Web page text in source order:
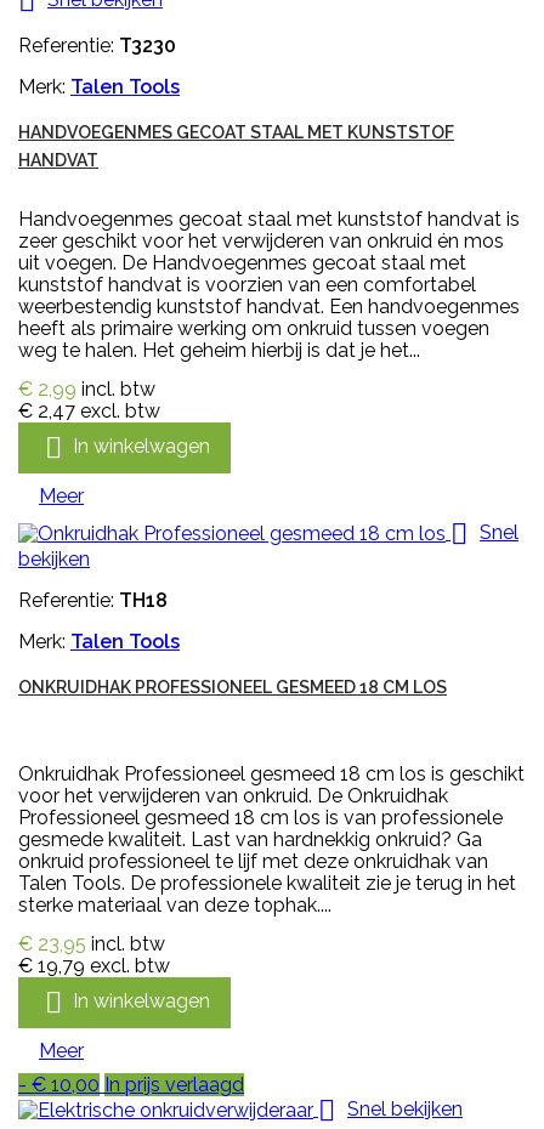
Referentie: T3230
Merk: Talen Tools
HANDVOEGENMES GECOAT STAAL MET KUNSTSTOF
HANDVAT
Handvoegenmes gecoat staal met kunststof handvat is
zeer geschikt voor het verwijderen van onkruid én mos
uit voegen. De Handvoegenmes gecoat staal met
kunststof handvat is voorzien van een comfortabel
weerbestendig kunststof handvat. Een handvoegenmes
heeft als primaire werking om onkruid tussen voegen
weg te halen. Het geheim hierbij is dat je het...
€ 2,99 incl. btw
€ 2,47 excl. btw
 In winkelwagen
Meer
 Snel
bekijken
Referentie: TH18
Merk: Talen Tools
ONKRUIDHAK PROFESSIONEEL GESMEED 18 CM LOS
Onkruidhak Professioneel gesmeed 18 cm los is geschikt
voor het verwijderen van onkruid. De Onkruidhak
Professioneel gesmeed 18 cm los is van professionele
gesmede kwaliteit. Last van hardnekkig onkruid? Ga
onkruid professioneel te lijf met deze onkruidhak van
Talen Tools. De professionele kwaliteit zie je terug in het
sterke materiaal van deze tophak....
€ 23,95 incl. btw
€ 19,79 excl. btw
 In winkelwagen
Meer
- € 10,00 In prijs verlaagd
 Snel bekijken